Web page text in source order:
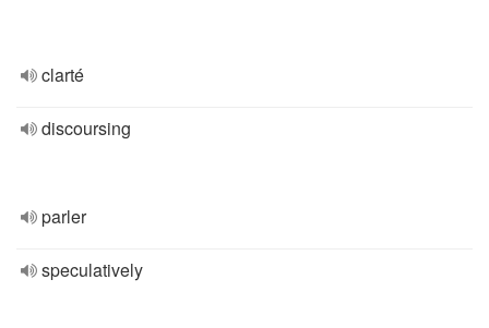
clarté
discoursing
parler
speculatively